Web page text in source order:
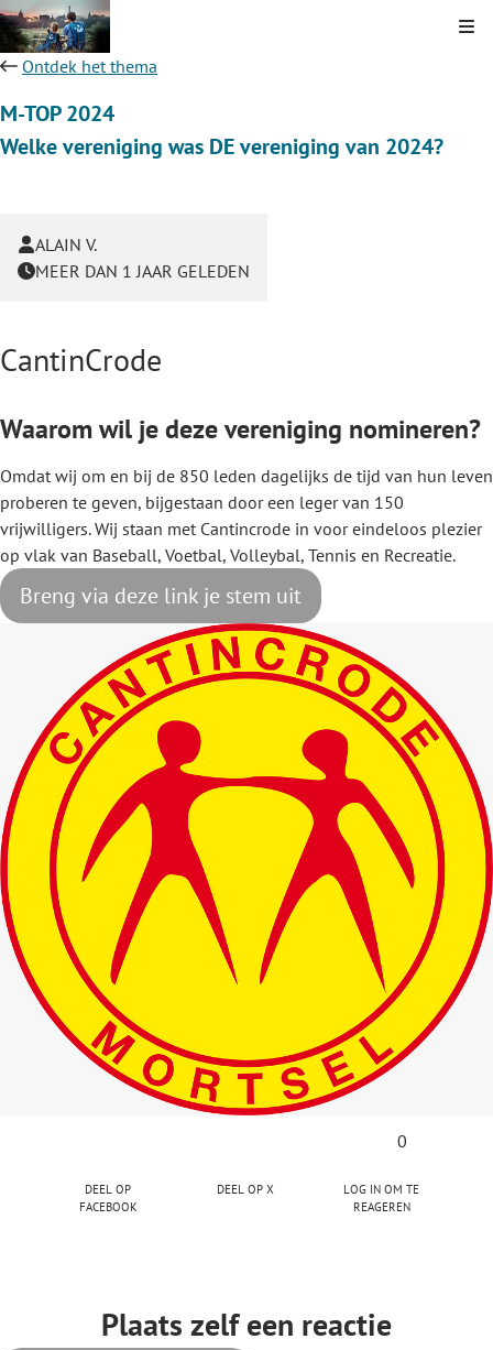
Ontdek het thema
M-TOP 2024
Welke vereniging was DE vereniging van 2024?
ALAIN V.
MEER DAN 1 JAAR GELEDEN
CantinCrode
Waarom wil je deze vereniging nomineren?
Omdat wij om en bij de 850 leden dagelijks de tijd van hun leven
proberen te geven, bijgestaan door een leger van 150
vrijwilligers. Wij staan met Cantincrode in voor eindeloos plezier
op vlak van Baseball, Voetbal, Volleybal, Tennis en Recreatie.
Breng via deze link je stem uit
Deel op
facebook
Deel op X
0
Log in om te
reageren
Plaats zelf een reactie